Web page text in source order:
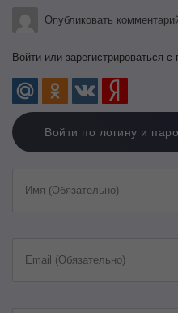
Опубликовать
Войти или зарегистрироваться
Войти по логину и
Имя (Обязательно)
Email (Обязательно)